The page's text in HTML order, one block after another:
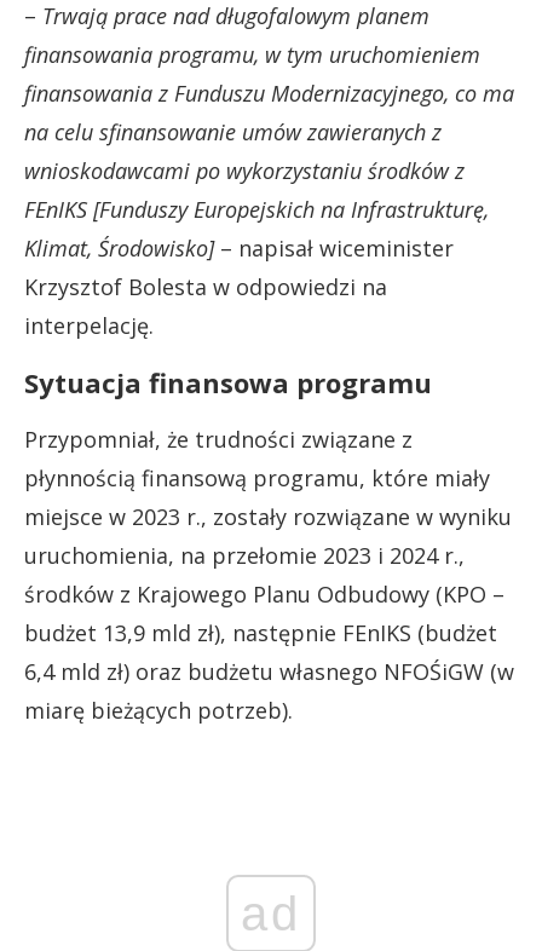
– Trwają prace nad długofalowym planem
finansowania programu, w tym uruchomieniem
finansowania z Funduszu Modernizacyjnego, co ma
na celu sfinansowanie umów zawieranych z
wnioskodawcami po wykorzystaniu środków z
FEnIKS [Funduszy Europejskich na Infrastrukturę,
Klimat, Środowisko] – napisał wiceminister
Krzysztof Bolesta w odpowiedzi na
interpelację.
Sytuacja finansowa programu
Przypomniał, że trudności związane z
płynnością finansową programu, które miały
miejsce w 2023 r., zostały rozwiązane w wyniku
uruchomienia, na przełomie 2023 i 2024 r.,
środków z Krajowego Planu Odbudowy (KPO –
budżet 13,9 mld zł), następnie FEnIKS (budżet
6,4 mld zł) oraz budżetu własnego NFOŚiGW (w
miarę bieżących potrzeb).
ad